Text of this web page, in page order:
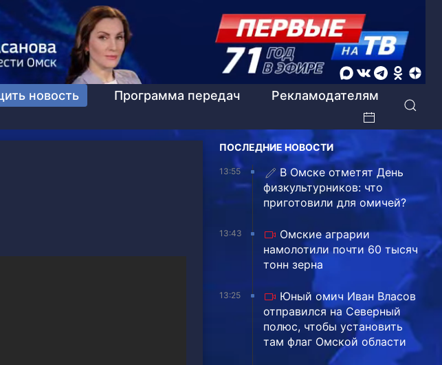
новость Программа передач
Рекламодателям
ПОСЛЕДНИЕ НОВОСТИ
13:55
В Омске отметят День
физкультурников: что
приготовили для омичей?
13:43
Омские аграрии
намолотили почти 60 тысяч
тонн зерна
13:25
Юный омич Иван Власов
отправился на Северный
полюс, чтобы установить
там флаг Омской области